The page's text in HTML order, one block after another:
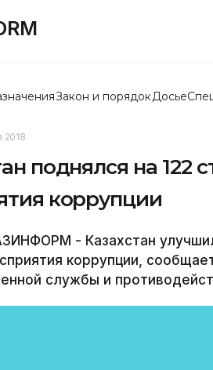
Закон и порядок Досье
2018
поднялся на 122
коррупции
- Казахстан
коррупции,
службы и